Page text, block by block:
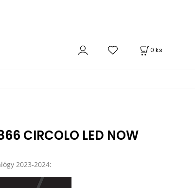
0 ks
CIRCOLO LED NOW
2023-2024: